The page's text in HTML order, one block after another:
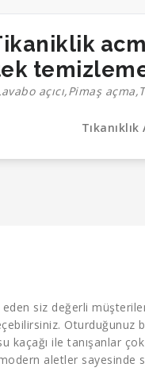
açıcı,Pimaş
Tıkanıklık
siz değerli
Oturduğunuz
kaçağı ile tanışanlar
aletler